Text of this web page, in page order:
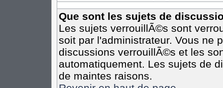
Que sont les sujets de
Les sujets verrouillÃ©s sont
soit par l'administrateur. Vous ne
discussions verrouillÃ©s et les
automatiquement. Les sujets de
de maintes raisons.